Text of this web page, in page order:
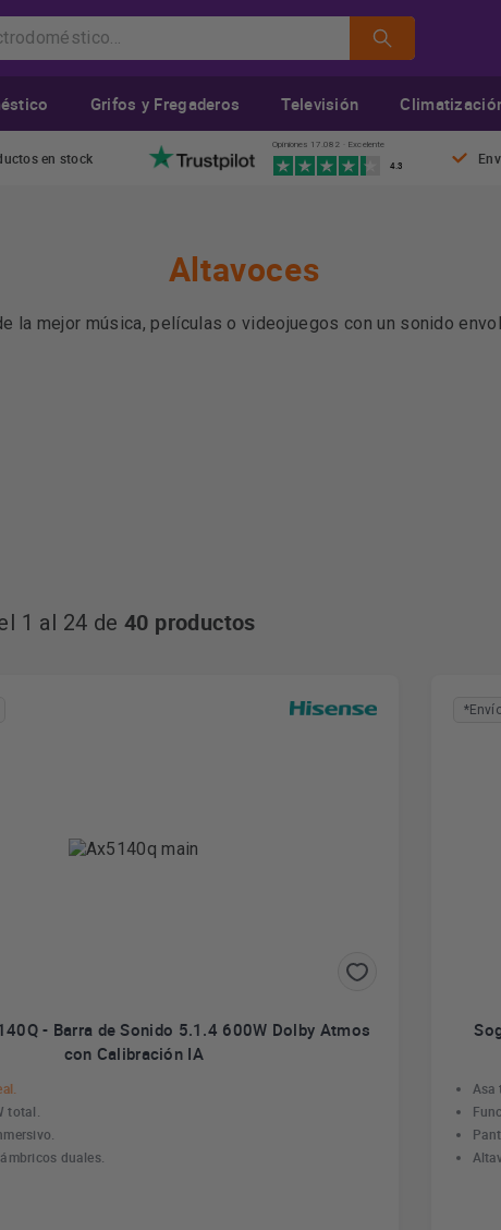
Grifos y Fregaderos Televisión
en stock
Opiniones 17.082 · Excelente
4.3
Altavoces
la mejor música, películas o videojuegos con un sonido
1 al 24 de 40 productos
- Barra de Sonido 5.1.4 600W Dolby Atmos
con Calibración IA
total.
duales.
Asa